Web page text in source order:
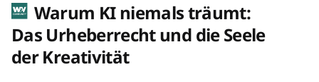
Warum KI niemals träumt:
Das Urheberrecht und die Seele
der Kreativität